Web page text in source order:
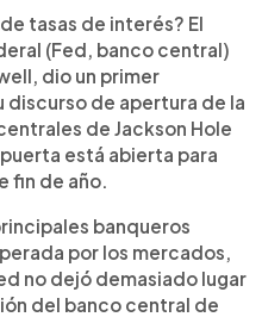
tasas de interés? El
(Fed, banco central)
dio un primer
discurso de apertura de la
de Jackson Hole
está abierta para
fin de año.
banqueros
por los mercados,
no dejó demasiado lugar
del banco central de